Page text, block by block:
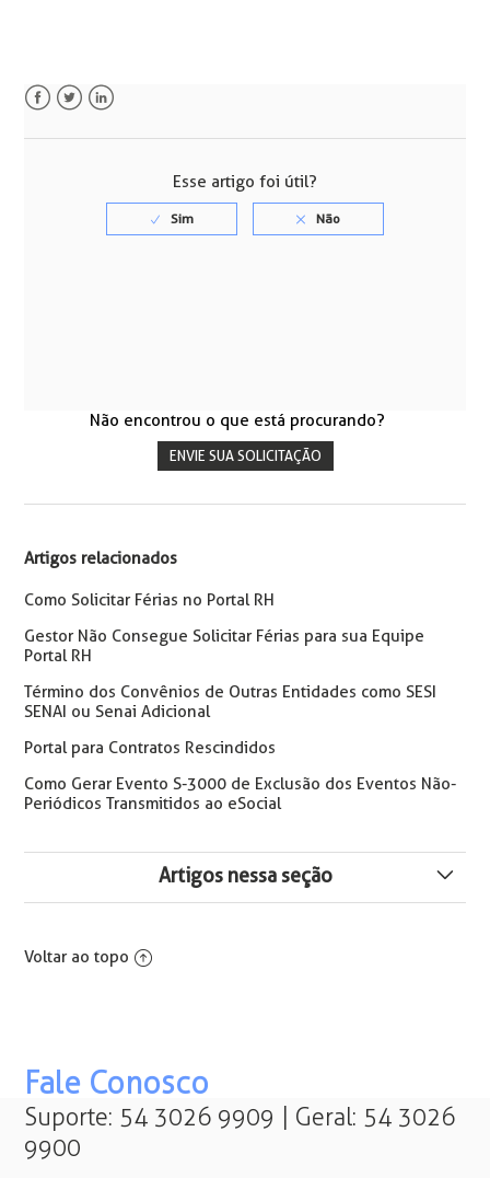
Esse artigo foi útil?
Não encontrou o que está procurando?
ENVIE SUA SOLICITAÇÃO
Artigos relacionados
Como Solicitar Férias no Portal RH
Gestor Não Consegue Solicitar Férias para sua Equipe
Portal RH
Término dos Convênios de Outras Entidades como SESI
SENAI ou Senai Adicional
Portal para Contratos Rescindidos
Como Gerar Evento S-3000 de Exclusão dos Eventos Não-
Periódicos Transmitidos ao eSocial
Artigos nessa seção
é superior à data limite para concessão de férias
parceladas
Como Incluir o Campo "Pagamento do 13º nas Férias"
nas Solicitações de Férias no Portal RH
Voltar ao topo
Fale Conosco
Suporte: 54 3026 9909 | Geral: 54 3026
9900